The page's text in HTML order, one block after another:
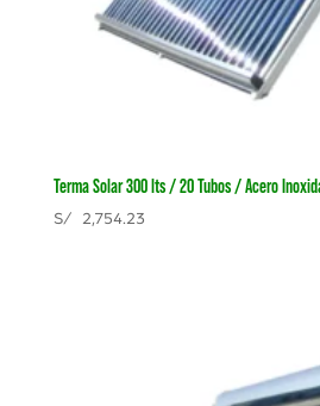
Terma Solar 300 lts / 20 Tubos / Acero
S/2,754.23